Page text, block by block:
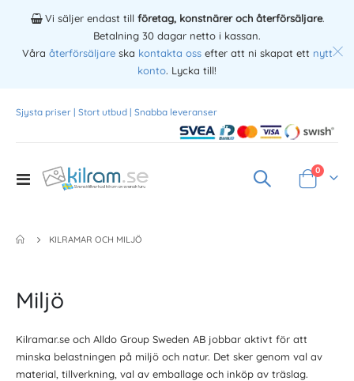
Vi säljer endast till företag, konstnärer och återförsäljare.
Betalning 30 dagar netto i kassan.
Våra återförsäljareska kontakta ossefter att ni skapat ett nytt
konto. Lycka till!
Sjysta priser | Stort utbud | Snabba leveranser
Toggle
Varukorg
0
KILRAMAR OCH MILJÖ
Miljö
Kilramar.se och Alldo Group Sweden AB jobbar aktivt för att
minska belastningen på miljö och natur. Det sker genom val av
material, tillverkning, val av emballage och inköp av träslag.